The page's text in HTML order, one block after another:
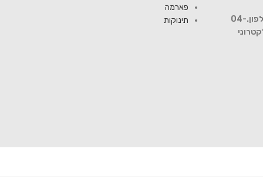
פארמה
תינוקות
להתייעצות עם רוקח פנה למספר טלפון.04-